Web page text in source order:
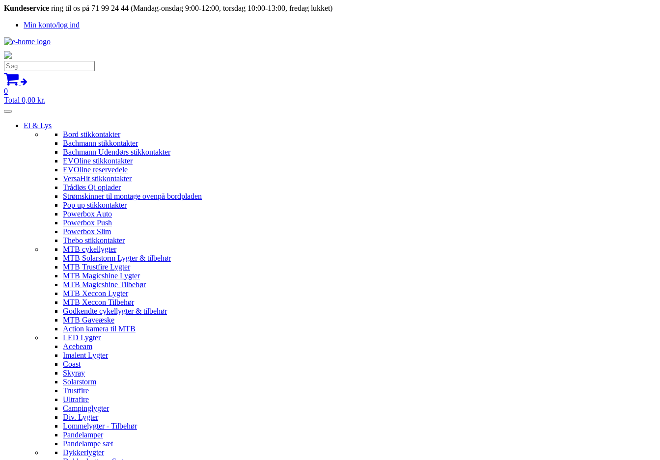
Kundeservice ring til os på 71 99 24 44 (Mandag-onsdag 9:00-12:00, torsdag 10:00-13:00, fredag lukket)
Min konto/log ind
Søg
efter:
0
Total 0,00 kr.
El & Lys
Bord stikkontakter
Bachmann stikkontakter
Bachmann Udendørs stikkontakter
EVOline stikkontakter
EVOline reservedele
VersaHit stikkontakter
Trådløs Qi oplader
Strømskinner til montage ovenpå bordpladen
Pop up stikkontakter
Powerbox Auto
Powerbox Push
Powerbox Slim
Thebo stikkontakter
MTB cykellygter
MTB Solarstorm Lygter & tilbehør
MTB Trustfire Lygter
MTB Magicshine Lygter
MTB Magicshine Tilbehør
MTB Xeccon Lygter
MTB Xeccon Tilbehør
Godkendte cykellygter & tilbehør
MTB Gaveæske
Action kamera til MTB
LED Lygter
Acebeam
Imalent Lygter
Coast
Skyray
Solarstorm
Trustfire
Ultrafire
Campinglygter
Div. Lygter
Lommelygter - Tilbehør
Pandelamper
Pandelampe sæt
Dykkerlygter